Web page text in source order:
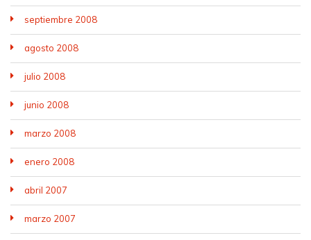
septiembre 2008
agosto 2008
julio 2008
junio 2008
marzo 2008
enero 2008
abril 2007
marzo 2007